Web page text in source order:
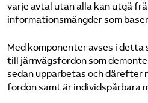
varje avtal utan alla kan utgå
informationsmängder som
Med komponenter avses i detta
till järnvägsfordon som
sedan upparbetas och därefter
fordon samt är individspårbara